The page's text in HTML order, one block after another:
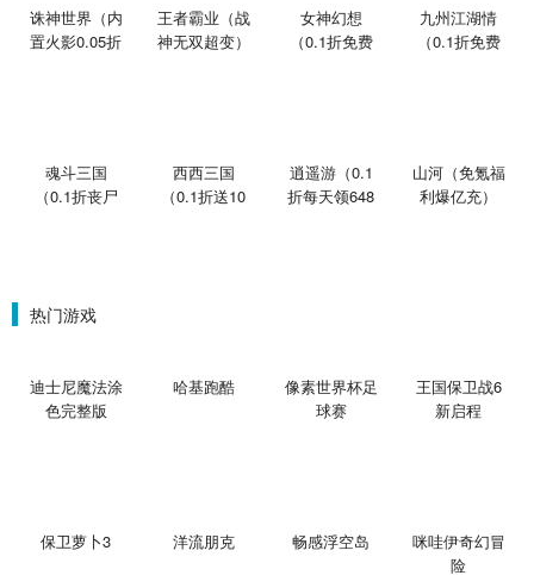
诛神世界（内
置火影0.05折
王者霸业（战
神无双超变）
女神幻想
（0.1折免费
九州江湖情
（0.1折免费
魂斗三国
（0.1折丧尸
西西三国
（0.1折送10
逍遥游（0.1
折每天领648
山河（免氪福
利爆亿充）
热门游戏
迪士尼魔法涂
色完整版
哈基跑酷
像素世界杯足
球赛
王国保卫战6
新启程
保卫萝卜3 洋流朋克 畅感浮空岛
咪哇伊奇幻冒
险